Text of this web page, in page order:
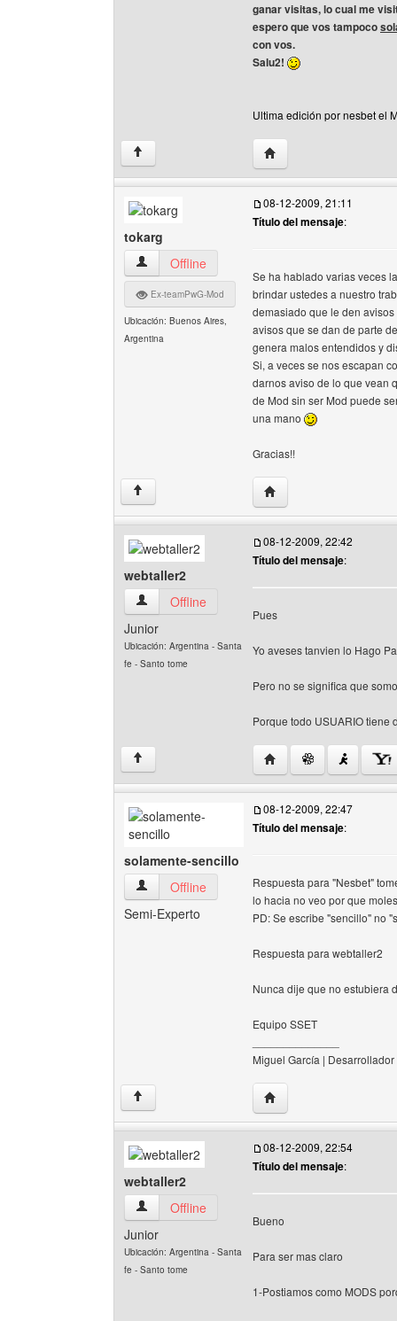
ganar visitas, lo cual me
espero que vos tampoco
con vos.
Salu2!
Ultima edición por nesbet el
↑ Visitar sitio web del
tokarg
tokarg Ver perfil del usuario
Offline
Ex-teamPwG-Mod
Ubicación: Buenos Aires,
Argentina
08-12-2009, 21:11
Título del mensaje:
Se ha hablado varias veces
brindar ustedes a nuestro
demasiado que le den
avisos que se dan de parte
genera malos entendidos y
Si, a veces se nos escapan
darnos aviso de lo que vean
de Mod sin ser Mod puede
una mano
Gracias!!
↑ Visitar sitio web del
webtaller2
webtaller2 Ver perfil del usuario
Offline
Junior
Ubicación: Argentina - Santa
fe - Santo tome
08-12-2009, 22:42
Título del mensaje:
Pues
Yo aveses tanvien lo Hago
Pero no se significa que
Porque todo USUARIO tiene
↑ Visitar sitio web del
solamente-sencillo
solamente-sencillo Ver perfil del usuario
Offline
Semi-Experto
08-12-2009, 22:47
Título del mensaje:
Respuesta para "Nesbet"
lo hacia no veo por que
PD: Se escribe "sencillo" no
Respuesta para webtaller2
Nunca dije que no estubiera
Equipo SSET
Miguel García |
↑ Visitar sitio web del
webtaller2
webtaller2 Ver perfil del usuario
Offline
Junior
Ubicación: Argentina - Santa
fe - Santo tome
08-12-2009, 22:54
Título del mensaje:
Bueno
Para ser mas claro
1-Postiamos como MODS